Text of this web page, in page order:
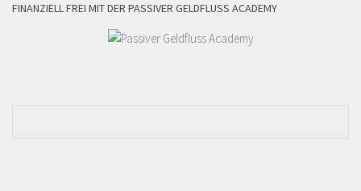
FINANZIELL FREI MIT DER PASSIVER GELDFLUSS ACADEMY